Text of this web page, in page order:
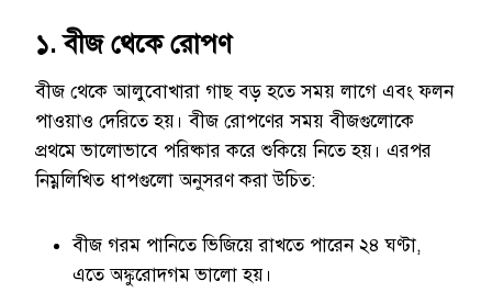
১. বীজ থেকে রোপণ
বীজ থেকে আলুবোখারা গাছ বড় হতে সময় লাগে এবং ফলন
পাওয়াও দেরিতে হয়। বীজ রোপণের সময় বীজগুলোকে
প্রথমে ভালোভাবে পরিষ্কার করে শুকিয়ে নিতে হয়। এরপর
নিম্নলিখিত ধাপগুলো অনুসরণ করা উচিত:
বীজ গরম পানিতে ভিজিয়ে রাখতে পারেন ২৪ ঘণ্টা,
এতে অঙ্কুরোদগম ভালো হয়।